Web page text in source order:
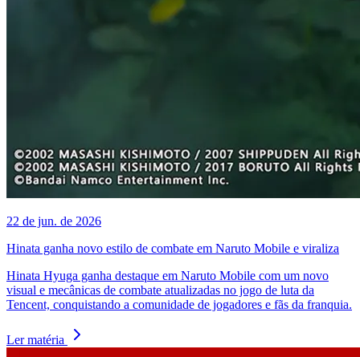
22 de jun. de 2026
Hinata ganha novo estilo de combate em Naruto Mobile e viraliza
Hinata Hyuga ganha destaque em Naruto Mobile com um novo
visual e mecânicas de combate atualizadas no jogo de luta da
Tencent, conquistando a comunidade de jogadores e fãs da franquia.
Ler matéria